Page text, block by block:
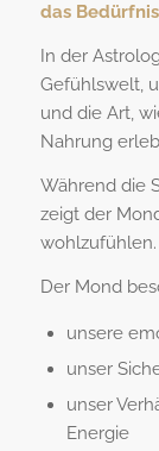
das
In der
Gefühlswelt,
und die Art,
Nahrung
Während die
zeigt der
wohlzufühlen.
Der Mond
unsere
unser
unser
Energie